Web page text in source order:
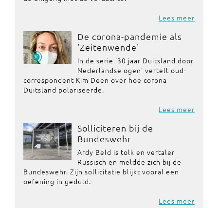
Lees meer
De corona-pandemie als
'Zeitenwende'
In de serie '30 jaar Duitsland door
Nederlandse ogen' vertelt oud-
correspondent Kim Deen over hoe corona
Duitsland polariseerde.
Lees meer
Solliciteren bij de
Bundeswehr
Ardy Beld is tolk en vertaler
Russisch en meldde zich bij de
Bundeswehr. Zijn sollicitatie blijkt vooral een
oefening in geduld.
Lees meer